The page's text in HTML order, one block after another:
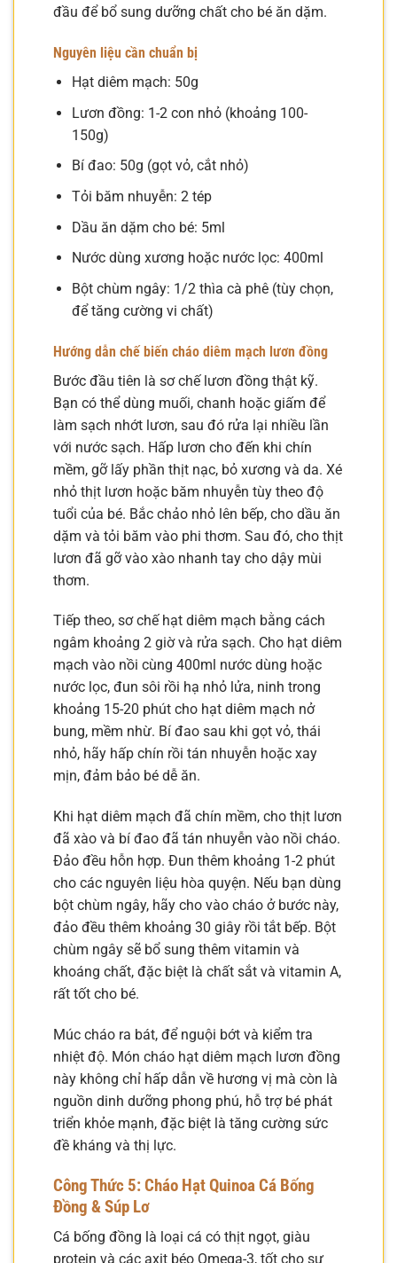
đầu để bổ sung dưỡng chất cho bé ăn dặm.
Nguyên liệu cần chuẩn bị
Hạt diêm mạch: 50g
Lươn đồng: 1-2 con nhỏ (khoảng 100-
150g)
Bí đao: 50g (gọt vỏ, cắt nhỏ)
Tỏi băm nhuyễn: 2 tép
Dầu ăn dặm cho bé: 5ml
Nước dùng xương hoặc nước lọc: 400ml
Bột chùm ngây: 1/2 thìa cà phê (tùy chọn,
để tăng cường vi chất)
Hướng dẫn chế biến cháo diêm mạch lươn đồng
Bước đầu tiên là sơ chế lươn đồng thật kỹ.
Bạn có thể dùng muối, chanh hoặc giấm để
làm sạch nhớt lươn, sau đó rửa lại nhiều lần
với nước sạch. Hấp lươn cho đến khi chín
mềm, gỡ lấy phần thịt nạc, bỏ xương và da. Xé
nhỏ thịt lươn hoặc băm nhuyễn tùy theo độ
tuổi của bé. Bắc chảo nhỏ lên bếp, cho dầu ăn
dặm và tỏi băm vào phi thơm. Sau đó, cho thịt
lươn đã gỡ vào xào nhanh tay cho dậy mùi
thơm.
Tiếp theo, sơ chế hạt diêm mạch bằng cách
ngâm khoảng 2 giờ và rửa sạch. Cho hạt diêm
mạch vào nồi cùng 400ml nước dùng hoặc
nước lọc, đun sôi rồi hạ nhỏ lửa, ninh trong
khoảng 15-20 phút cho hạt diêm mạch nở
bung, mềm nhừ. Bí đao sau khi gọt vỏ, thái
nhỏ, hãy hấp chín rồi tán nhuyễn hoặc xay
mịn, đảm bảo bé dễ ăn.
Khi hạt diêm mạch đã chín mềm, cho thịt lươn
đã xào và bí đao đã tán nhuyễn vào nồi cháo.
Đảo đều hỗn hợp. Đun thêm khoảng 1-2 phút
cho các nguyên liệu hòa quyện. Nếu bạn dùng
bột chùm ngây, hãy cho vào cháo ở bước này,
đảo đều thêm khoảng 30 giây rồi tắt bếp. Bột
chùm ngây sẽ bổ sung thêm vitamin và
khoáng chất, đặc biệt là chất sắt và vitamin A,
rất tốt cho bé.
Múc cháo ra bát, để nguội bớt và kiểm tra
nhiệt độ. Món cháo hạt diêm mạch lươn đồng
này không chỉ hấp dẫn về hương vị mà còn là
nguồn dinh dưỡng phong phú, hỗ trợ bé phát
triển khỏe mạnh, đặc biệt là tăng cường sức
đề kháng và thị lực.
Công Thức 5: Cháo Hạt Quinoa Cá Bống
Đồng & Súp Lơ
Cá bống đồng là loại cá có thịt ngọt, giàu
protein và các axit béo Omega-3, tốt cho sự